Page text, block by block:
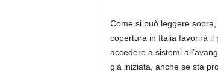
Come si può leggere
copertura in Italia favorirà il
accedere a sistemi
già iniziata, anche se sta